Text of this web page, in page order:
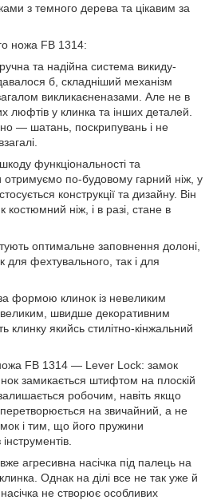
з темного дерева та цікавим за
ножа FB 1314:
та надійна система викиду-
б, складніший механізм
загалом викликаєненазами. Але не в
люфтів у клинка та інших деталей.
— шатань, поскрипувань і не
функціональності та
отримуємо по-будовому гарний ніж, у
конструкції та дизайну. Він
костюмний ніж, і в разі, стане в
оптимальне заповнення долоні,
для фехтувального, так і для
формою клинок із невеликим
швидше декоративним
якийсь стилітно-кінжальний
FB 1314 — Lever Lock: замок
замикається штифтом на плоскій
робочим, навіть якщо
на звичайний, а не
і тим, що його пружини
агресивна насічка під палець на
Однак на ділі все не так уже й
не створює особливих